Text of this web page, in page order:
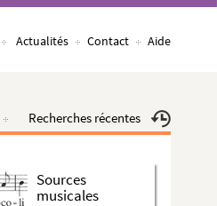
Actualités Contact Aide
Recherches récentes
Sources
musicales